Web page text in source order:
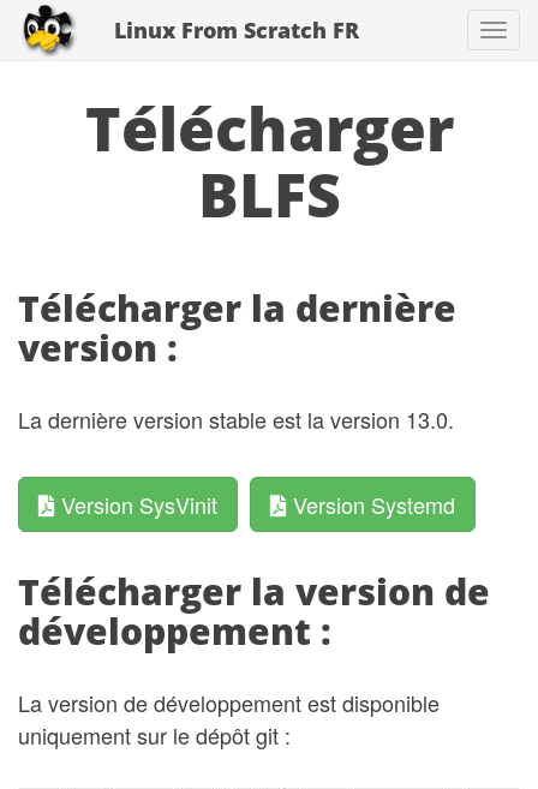
Linux From Scratch FR
Télécharger
BLFS
Télécharger la dernière
version :
La dernière version stable est la version 13.0.
Version SysVinit Version Systemd
Télécharger la version de
développement :
La version de développement est disponible
uniquement sur le dépôt git :